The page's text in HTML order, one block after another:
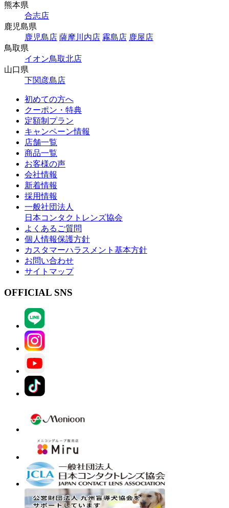
熊本県
合志店
鹿児島県
鹿児島店 薩摩川内店 霧島店 鹿屋店
鳥取県
イオン鳥取北店
山口県
下関彦島店
初めての方へ
クーポン・特典
定額制プラン
キャンペーン情報
店舗一覧
商品一覧
お客様の声
会社情報
新着情報
採用情報
一般社団法人
日本コンタクトレンズ協会
よくあるご質問
個人情報保護方針
カスタマーハラスメント基本方針
お問い合わせ
サイトマップ
OFFICIAL SNS